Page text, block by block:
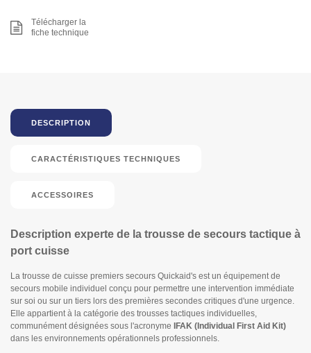
Télécharger la
fiche technique
DESCRIPTION
CARACTÉRISTIQUES TECHNIQUES
ACCESSOIRES
Description experte de la trousse de secours tactique à
port cuisse
La trousse de cuisse premiers secours Quickaid's est un équipement de
secours mobile individuel conçu pour permettre une intervention immédiate
sur soi ou sur un tiers lors des premières secondes critiques d'une urgence.
Elle appartient à la catégorie des trousses tactiques individuelles,
communément désignées sous l'acronyme
IFAK (Individual First Aid Kit)
dans les environnements opérationnels professionnels.